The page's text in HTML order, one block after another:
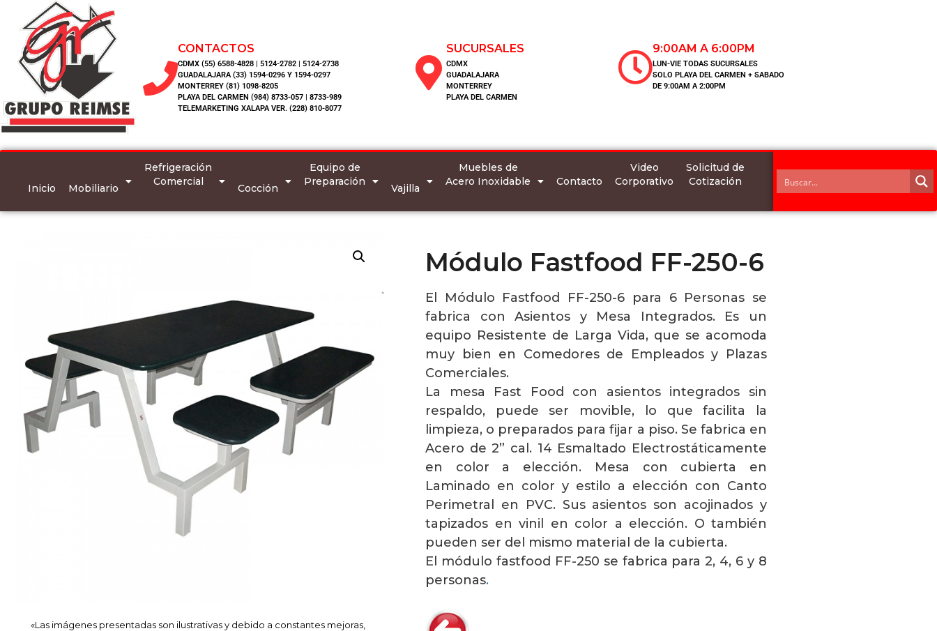
CONTACTOS
CDMX (55) 6588-4828 | 5124-2782 | 5124-2738
GUADALAJARA (33) 1594-0296 Y 1594-0297
MONTERREY (81) 1098-8205
PLAYA DEL CARMEN (984) 8733-057 | 8733-989
TELEMARKETING XALAPA VER. (228) 810-8077
SUCURSALES
CDMX
GUADALAJARA
MONTERREY
PLAYA DEL CARMEN
9:00AM A 6:00PM
LUN-VIE TODAS SUCURSALES
SOLO PLAYA DEL CARMEN + SABADO
DE 9:00AM A 2:00PM
Inicio Mobiliario
Refrigeración
Comercial
Cocción
Equipo de
Preparación
Vajilla
Muebles de
Acero Inoxidable
Contacto
Video
Corporativo
Solicitud de
Cotización
«Las imágenes presentadas son ilustrativas y debido a constantes mejoras,
Módulo Fastfood FF-250-6
El Módulo Fastfood FF-250-6 para 6 Personas se
fabrica con Asientos y Mesa Integrados. Es un
equipo Resistente de Larga Vida, que se acomoda
muy bien en Comedores de Empleados y Plazas
Comerciales.
La mesa Fast Food con asientos integrados sin
respaldo, puede ser movible, lo que facilita la
limpieza, o preparados para fijar a piso. Se fabrica en
Acero de 2” cal. 14 Esmaltado Electrostáticamente
en color a elección. Mesa con cubierta en
Laminado en color y estilo a elección con Canto
Perimetral en PVC. Sus asientos son acojinados y
tapizados en vinil en color a elección. O también
pueden ser del mismo material de la cubierta.
El módulo fastfood FF-250 se fabrica para 2, 4, 6 y 8
personas.